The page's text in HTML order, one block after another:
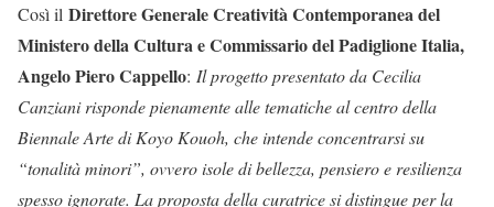
Così il Direttore Generale Creatività Contemporanea del
Ministero della Cultura e Commissario del Padiglione Italia,
Angelo Piero Cappello: Il progetto presentato da Cecilia
Canziani risponde pienamente alle tematiche al centro della
Biennale Arte di Koyo Kouoh, che intende concentrarsi su
“tonalità minori”, ovvero isole di bellezza, pensiero e resilienza
spesso ignorate. La proposta della curatrice si distingue per la